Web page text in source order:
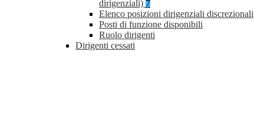
dirigenziali) 7
Elenco posizioni dirigenziali discrezionali
Posti di funzione disponibili
Ruolo dirigenti
Dirigenti cessati